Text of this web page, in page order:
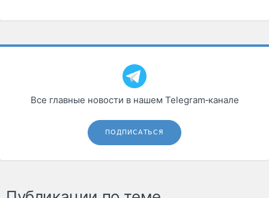
Все главные новости в нашем Telegram‑канале
ПОДПИСАТЬСЯ